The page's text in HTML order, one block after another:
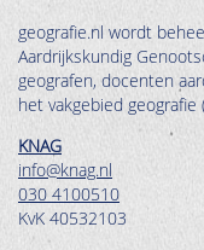
geografie.nl wordt
Aardrijkskundig
geografen, docenten
het vakgebied
KNAG
info@knag.nl
030 4100510
KvK 40532103